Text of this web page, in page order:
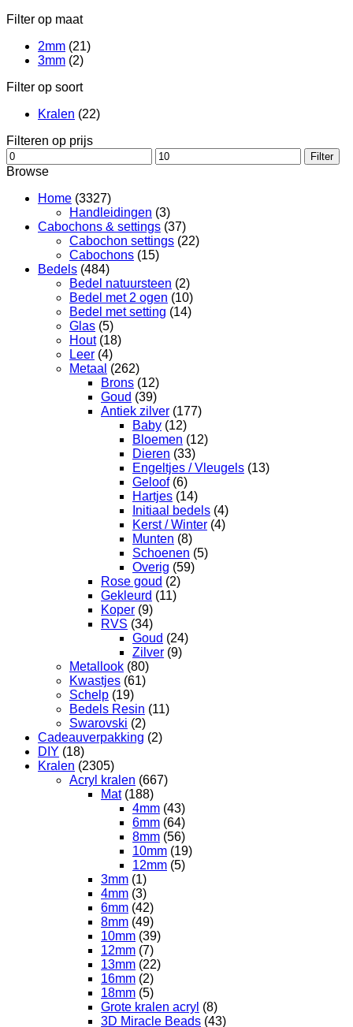
Filter op maat
2mm (21)
3mm (2)
Filter op soort
Kralen (22)
Filteren op prijs
Min.
prijs
Max.
prijs
Filter
Browse
Home (3327)
Handleidingen (3)
Cabochons & settings (37)
Cabochon settings (22)
Cabochons (15)
Bedels (484)
Bedel natuursteen (2)
Bedel met 2 ogen (10)
Bedel met setting (14)
Glas (5)
Hout (18)
Leer (4)
Metaal (262)
Brons (12)
Goud (39)
Antiek zilver (177)
Baby (12)
Bloemen (12)
Dieren (33)
Engeltjes / Vleugels (13)
Geloof (6)
Hartjes (14)
Initiaal bedels (4)
Kerst / Winter (4)
Munten (8)
Schoenen (5)
Overig (59)
Rose goud (2)
Gekleurd (11)
Koper (9)
RVS (34)
Goud (24)
Zilver (9)
Metallook (80)
Kwastjes (61)
Schelp (19)
Bedels Resin (11)
Swarovski (2)
Cadeauverpakking (2)
DIY (18)
Kralen (2305)
Acryl kralen (667)
Mat (188)
4mm (43)
6mm (64)
8mm (56)
10mm (19)
12mm (5)
3mm (1)
4mm (3)
6mm (42)
8mm (49)
10mm (39)
12mm (7)
13mm (22)
16mm (2)
18mm (5)
Grote kralen acryl (8)
3D Miracle Beads (43)